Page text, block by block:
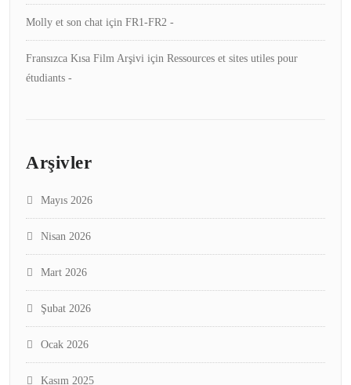
Molly et son chat için FR1-FR2 -
Fransızca Kısa Film Arşivi için Ressources et sites utiles pour
étudiants -
Arşivler
Mayıs 2026
Nisan 2026
Mart 2026
Şubat 2026
Ocak 2026
Kasım 2025